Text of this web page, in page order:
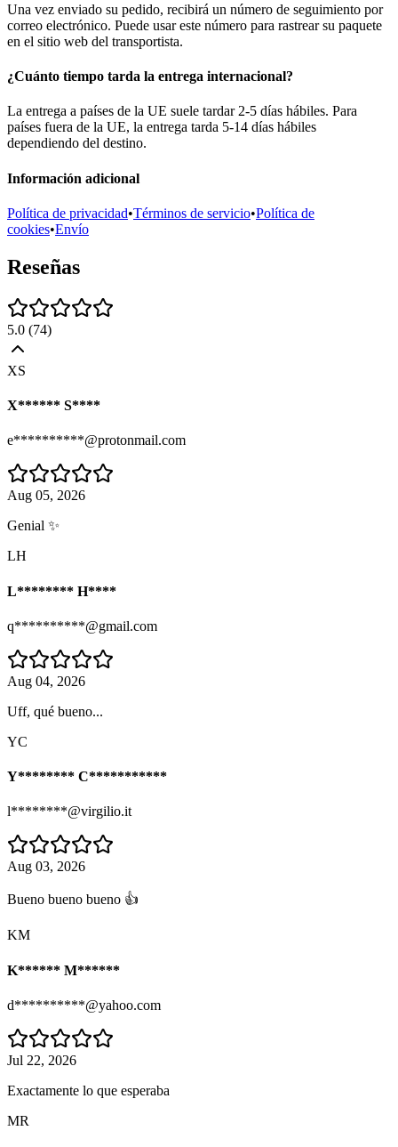
Una vez enviado su pedido, recibirá un número de seguimiento por
correo electrónico. Puede usar este número para rastrear su paquete
en el sitio web del transportista.
¿Cuánto tiempo tarda la entrega internacional?
La entrega a países de la UE suele tardar 2-5 días hábiles. Para
países fuera de la UE, la entrega tarda 5-14 días hábiles
dependiendo del destino.
Información adicional
Política de privacidad•Términos de servicio•Política de
cookies•Envío
Reseñas
5.0 (74)
XS
X****** S****
e**********@protonmail.com
Aug 05, 2026
Genial ✨
LH
L******** H****
q**********@gmail.com
Aug 04, 2026
Uff, qué bueno...
YC
Y******** C***********
l********@virgilio.it
Aug 03, 2026
Bueno bueno bueno 👍
KM
K****** M******
d**********@yahoo.com
Jul 22, 2026
Exactamente lo que esperaba
MR